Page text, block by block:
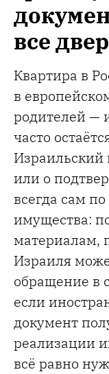
все
Квартира в
в
родителей —
часто
Израильский
или о
всегда сам
имущества:
материалам,
Израиля
обращение в
если
документ
реализации
всё равно